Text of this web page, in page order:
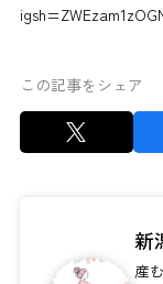
この記事をシェア
新
産